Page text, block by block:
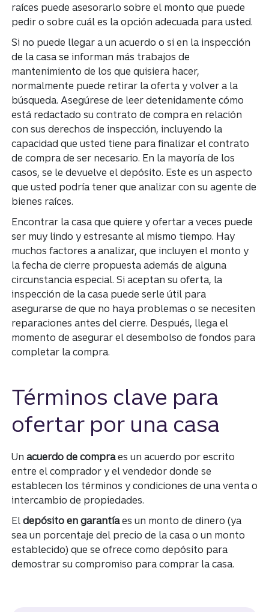
raíces puede asesorarlo sobre el monto que puede
pedir o sobre cuál es la opción adecuada para usted.
Si no puede llegar a un acuerdo o si en la inspección
de la casa se informan más trabajos de
mantenimiento de los que quisiera hacer,
normalmente puede retirar la oferta y volver a la
búsqueda. Asegúrese de leer detenidamente cómo
está redactado su contrato de compra en relación
con sus derechos de inspección, incluyendo la
capacidad que usted tiene para finalizar el contrato
de compra de ser necesario. En la mayoría de los
casos, se le devuelve el depósito. Este es un aspecto
que usted podría tener que analizar con su agente de
bienes raíces.
Encontrar la casa que quiere y ofertar a veces puede
ser muy lindo y estresante al mismo tiempo. Hay
muchos factores a analizar, que incluyen el monto y
la fecha de cierre propuesta además de alguna
circunstancia especial. Si aceptan su oferta, la
inspección de la casa puede serle útil para
asegurarse de que no haya problemas o se necesiten
reparaciones antes del cierre. Después, llega el
momento de asegurar el desembolso de fondos para
completar la compra.
Términos clave para
ofertar por una casa
Un acuerdo de compraes un acuerdo por escrito
entre el comprador y el vendedor donde se
establecen los términos y condiciones de una venta o
intercambio de propiedades.
El depósito en garantíaes un monto de dinero (ya
sea un porcentaje del precio de la casa o un monto
establecido) que se ofrece como depósito para
demostrar su compromiso para comprar la casa.